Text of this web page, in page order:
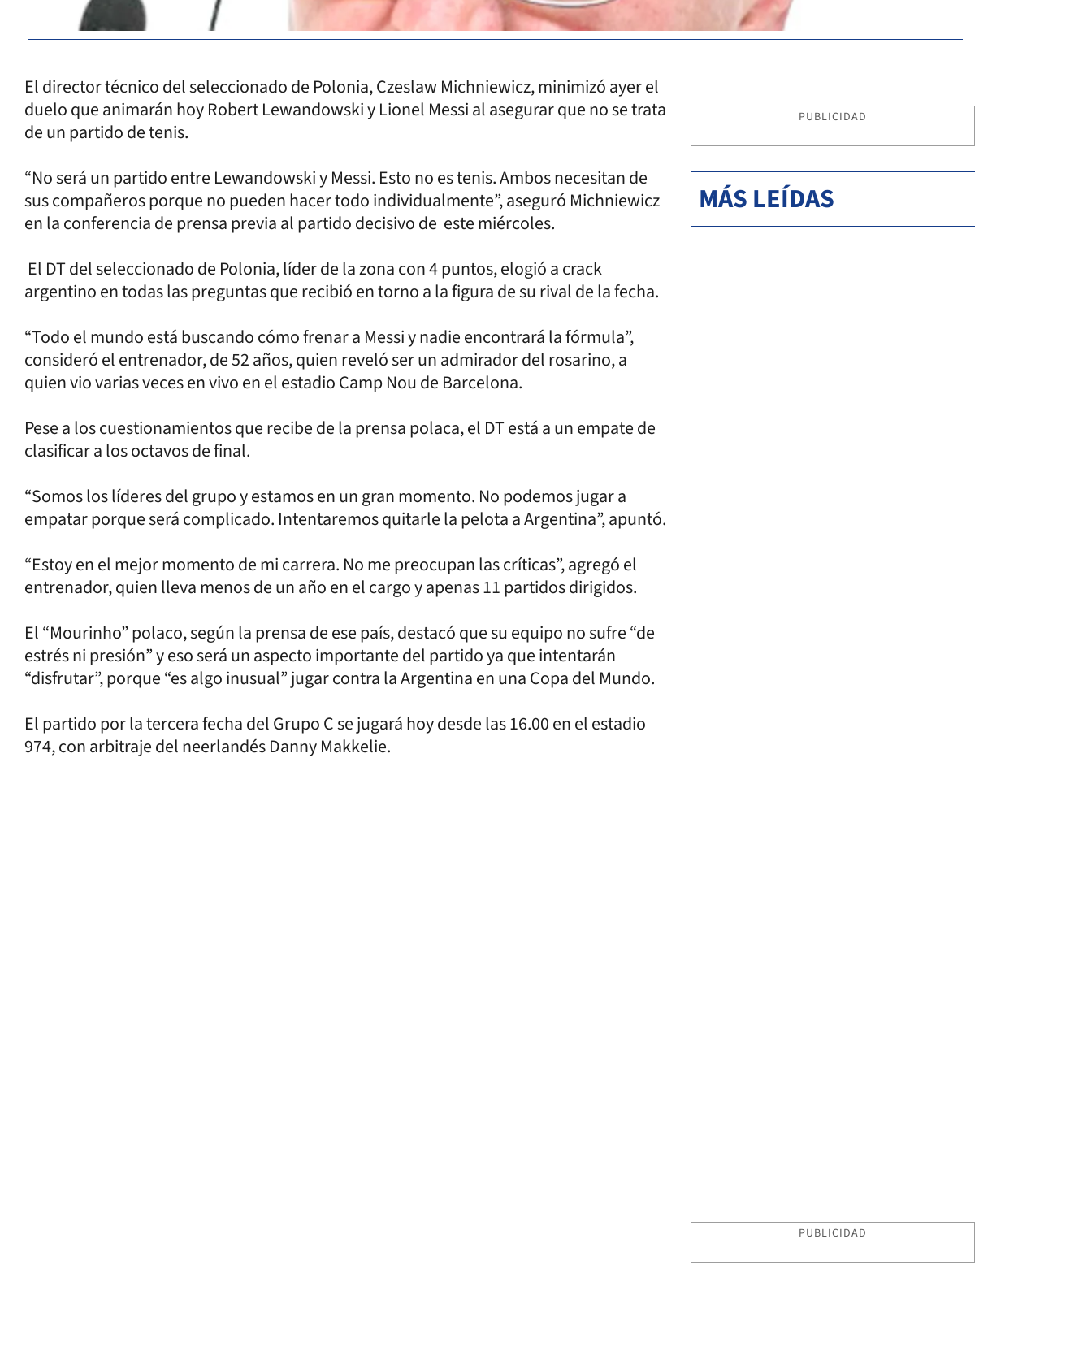
El director técnico del seleccionado de Polonia, Czeslaw Michniewicz, minimizó ayer el
duelo que animarán hoy Robert Lewandowski y Lionel Messi al asegurar que no se trata
de un partido de tenis.
“No será un partido entre Lewandowski y Messi. Esto no es tenis. Ambos necesitan de
sus compañeros porque no pueden hacer todo individualmente”, aseguró Michniewicz
en la conferencia de prensa previa al partido decisivo de este miércoles.
El DT del seleccionado de Polonia, líder de la zona con 4 puntos, elogió a crack
argentino en todas las preguntas que recibió en torno a la figura de su rival de la fecha.
“Todo el mundo está buscando cómo frenar a Messi y nadie encontrará la fórmula”,
consideró el entrenador, de 52 años, quien reveló ser un admirador del rosarino, a
quien vio varias veces en vivo en el estadio Camp Nou de Barcelona.
Pese a los cuestionamientos que recibe de la prensa polaca, el DT está a un empate de
clasificar a los octavos de final.
“Somos los líderes del grupo y estamos en un gran momento. No podemos jugar a
empatar porque será complicado. Intentaremos quitarle la pelota a Argentina”, apuntó.
“Estoy en el mejor momento de mi carrera. No me preocupan las críticas”, agregó el
entrenador, quien lleva menos de un año en el cargo y apenas 11 partidos dirigidos.
El “Mourinho” polaco, según la prensa de ese país, destacó que su equipo no sufre “de
estrés ni presión” y eso será un aspecto importante del partido ya que intentarán
“disfrutar”, porque “es algo inusual” jugar contra la Argentina en una Copa del Mundo.
El partido por la tercera fecha del Grupo C se jugará hoy desde las 16.00 en el estadio
974, con arbitraje del neerlandés Danny Makkelie.
PUBLICIDAD
MÁS LEÍDAS
PUBLICIDAD